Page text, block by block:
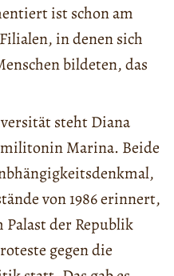
ist schon am
in denen sich
bildeten, das
steht Diana
Marina. Beide
von 1986 erinnert,
der Republik
gegen die